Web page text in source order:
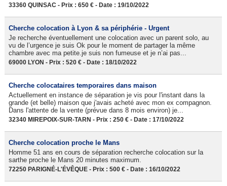
33360 QUINSAC - Prix : 650 € - Date : 19/10/2022
Cherche colocation à Lyon & sa périphérie - Urgent
Je recherche éventuellement une colocation avec un parent solo, au
vu de l’urgence je suis Ok pour le moment de partager la même
chambre avec ma petite.je suis non fumeuse et je n’ai pas...
69000 LYON - Prix : 520 € - Date : 18/10/2022
Cherche colocataires temporaires dans maison
Actuellement en instance de séparation je vis pour l'instant dans la
grande (et belle) maison que j'avais acheté avec mon ex compagnon.
Dans l'attente de la vente (prévue dans 8 mois environ) je...
32340 MIREPOIX-SUR-TARN - Prix : 250 € - Date : 17/10/2022
Cherche colocation proche le Mans
Homme 51 ans en cours de séparation recherche colocation sur la
sarthe proche le Mans 20 minutes maximum.
72250 PARIGNÉ-L'ÉVÊQUE - Prix : 500 € - Date : 16/10/2022